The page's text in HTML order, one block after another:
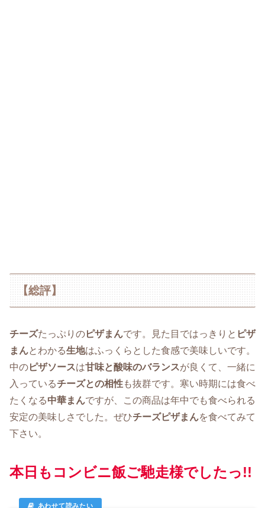
【総評】
チーズたっぷりのピザまんです。見た目ではっきりと ピザ
まんとわかる生地はふっくらとした食感で美味しいです。
中のピザソースは甘味と酸味のバランスが良くて、一緒に
入っているチーズとの相性も抜群です。寒い時期には食べ
たくなる中華まんですが、この商品は年中でも食べられる
安定の美味しさでした。ぜひチーズピザまんを食べてみて
下さい。
本日もコンビニ飯ご馳走様でしたっ!!